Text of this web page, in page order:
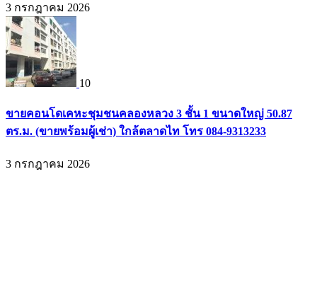
3 กรกฎาคม 2026
10
ขายคอนโดเคหะชุมชนคลองหลวง 3 ชั้น 1 ขนาดใหญ่ 50.87
ตร.ม. (ขายพร้อมผู้เช่า) ใกล้ตลาดไท โทร 084-9313233
3 กรกฎาคม 2026